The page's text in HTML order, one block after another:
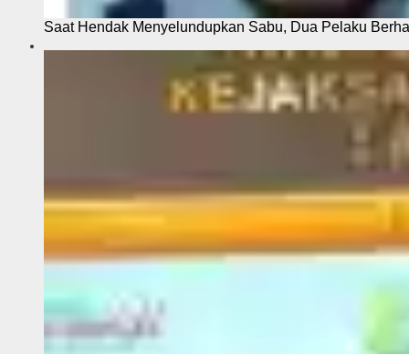
Saat Hendak Menyelundupkan Sabu, Dua Pelaku